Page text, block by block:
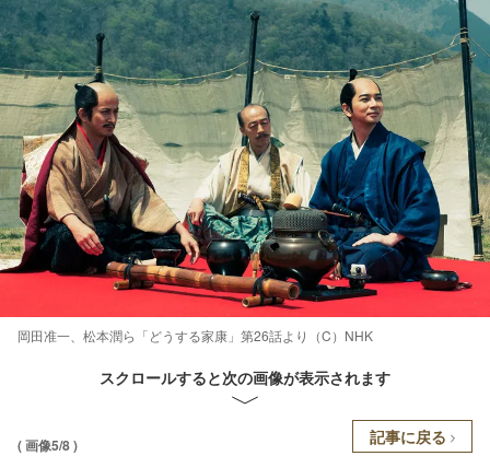
岡田准一、松本潤ら「どうする家康」第26話より（C）NHK
スクロールすると次の画像が表示されます
( 画像5/8 ) 記事に戻る